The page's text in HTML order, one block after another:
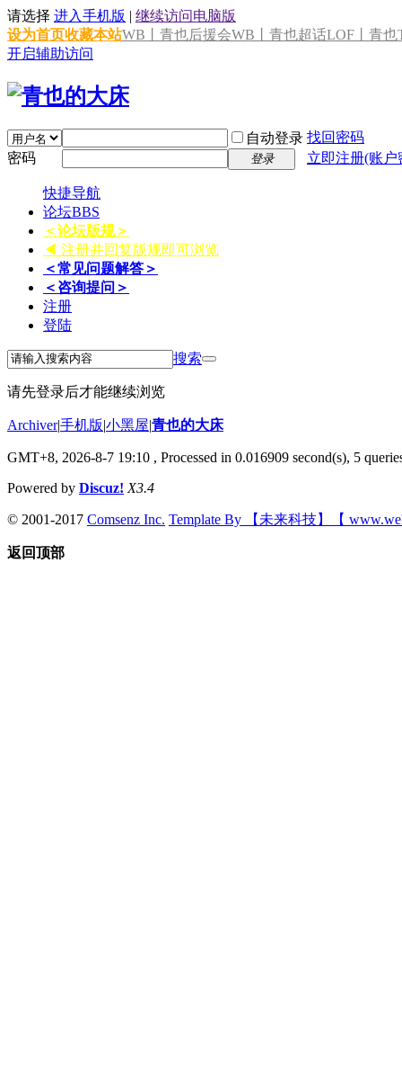
请选择 进入手机版 | 继续访问电脑版
设为首页收藏本站WB丨青也后援会WB丨青也超话LOF丨青也
开启辅助访问
自动登录 找回密码
密码
登录 立即注册(账
快捷导航
论坛BBS
＜论坛版规＞
◀ 注册并回复版规即可浏览
＜常见问题解答＞
＜咨询提问＞
注册
登陆
搜索
请先登录后才能继续浏览
Archiver|手机版|小黑屋|青也的大床
GMT+8, 2026-8-7 19:10 , Processed in 0.016909 second(s), 5
Powered by Discuz! X3.4
© 2001-2017 Comsenz Inc. Template By 【未来科技】【
返回顶部